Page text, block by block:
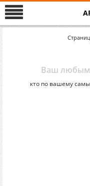
Ваш
кто по вашему